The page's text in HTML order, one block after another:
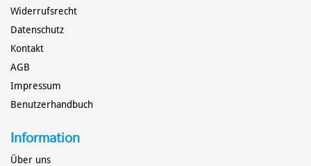
MARATHON-EINER
STECHPADDEL
Widerrufsrecht
Datenschutz
Kontakt
AGB
Impressum
Benutzerhandbuch
Information
Über uns